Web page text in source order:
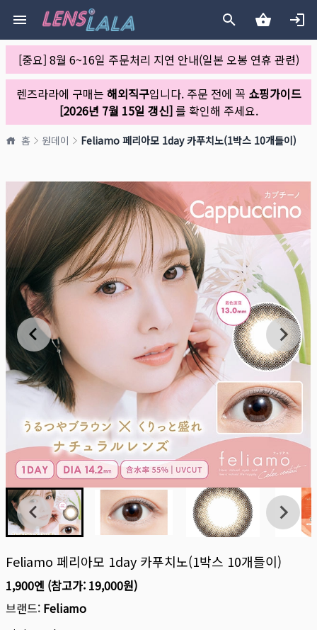
[중요] 8월 6~16일 주문처리 지연 안내(일본 오봉 연휴 관련)
렌즈라라에 구매는 해외직구입니다. 주문 전에 꼭 쇼핑가이드
[2026년 7월 15일 갱신]를 확인해 주세요.
홈 원데이 Feliamo 페리아모 1day 카푸치노(1박스 10개들이)
Feliamo 페리아모 1day 카푸치노(1박스 10개들이)
1,900엔 (참고가: 19,000원)
브랜드: Feliamo